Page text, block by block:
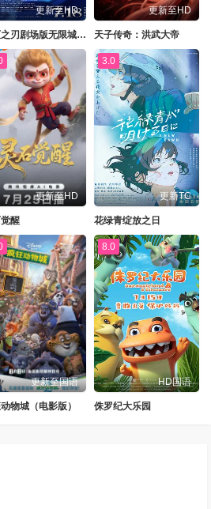
更新至HD
鬼灭之刃剧场版无限城篇第一章猗窝座再来
更新至HD
天子传奇：洪武大帝
更新至HD
醒
3.0
更新TC
花绿青绽放之日
更新至国语
物城（电影版）
8.0
HD国语
侏罗纪大乐园